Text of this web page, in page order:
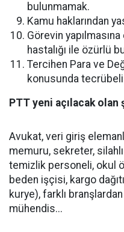
bulunmamak.
Kamu haklarından
Görevin
hastalığı ile özürlü
Tercihen Para ve
konusunda
PTT yeni açılacak olan
Avukat, veri giriş
memuru, sekreter,
temizlik personeli, okul
beden işçisi, kargo
kurye), farklı
mühendis...